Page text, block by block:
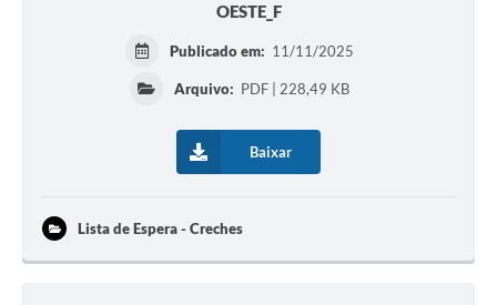
OESTE_F
Publicado em: 11/11/2025
Arquivo: PDF | 228,49 KB
Baixar
Lista de Espera - Creches